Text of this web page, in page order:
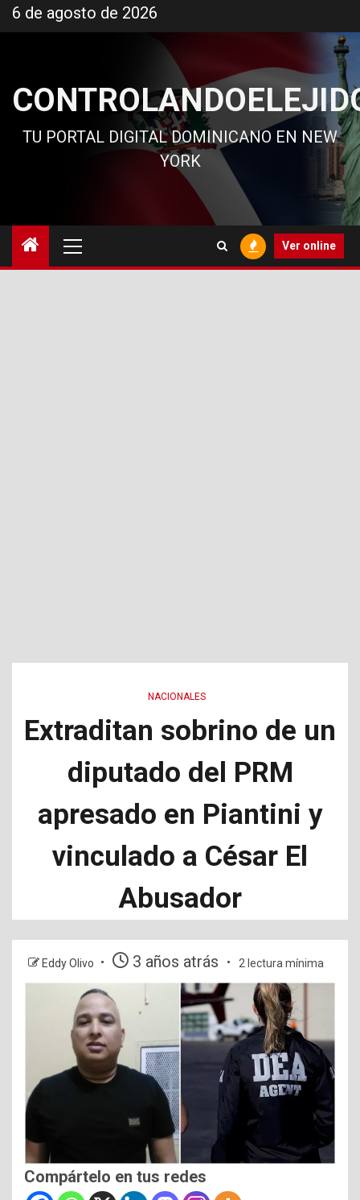
al
6 de agosto de 2026
TU PORTAL DIGITAL DOMINICANO EN NEW
YORK
principal
Ver online
NACIONALES
Extraditan sobrino de un
diputado del PRM
apresado en Piantini y
vinculado a César El
Abusador
Eddy Olivo 3 años atrás 2 lectura mínima
Compártelo en tus redes